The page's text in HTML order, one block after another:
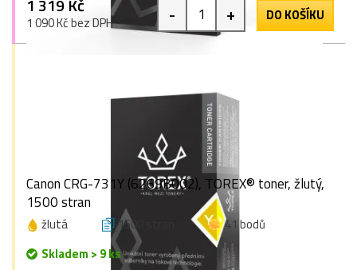
1 319 Kč
1 090 Kč bez DPH - + DO KOŠÍKU
Canon CRG-731Y (6269B002), TOREX® toner, žlutý,
1500 stran
žlutá 1500 stran
41 bodů
Skladem > 9 ks